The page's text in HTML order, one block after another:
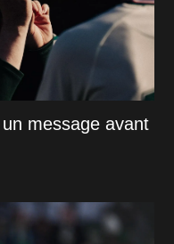
message avant